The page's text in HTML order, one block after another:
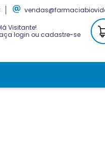
Visitante!
login ou cadastre-se